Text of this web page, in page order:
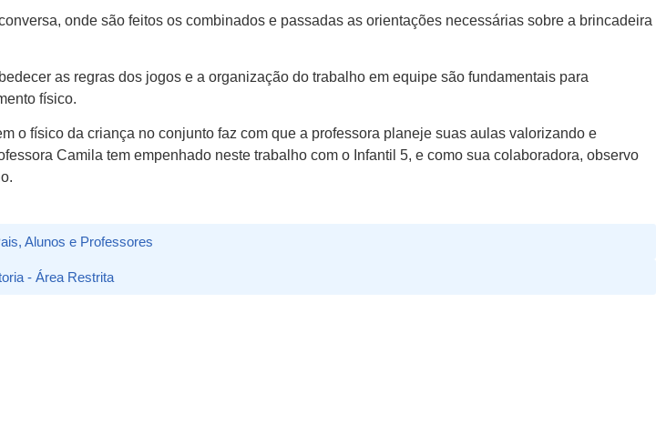
onde são feitos os combinados e passadas as orientações necessárias sobre a brincadeira
as regras dos jogos e a organização do trabalho em equipe são fundamentais para
físico.
o físico da criança no conjunto faz com que a professora planeje suas aulas valorizando e
Camila tem empenhado neste trabalho com o Infantil 5, e como sua colaboradora, observo
Alunos e Professores
- Área Restrita